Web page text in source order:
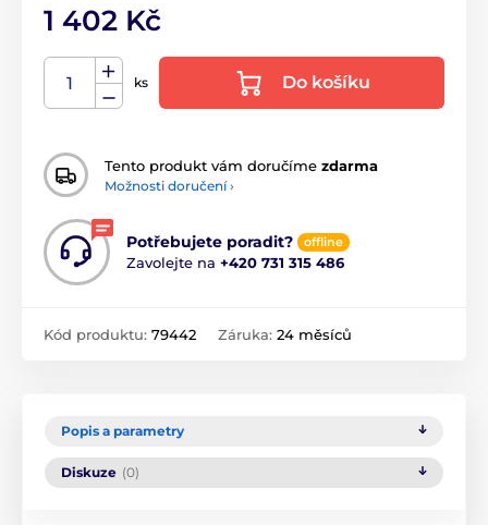
1 402 Kč
ks Do košíku
Tento produkt vám doručíme zdarma
Možnosti doručení ›
Potřebujete poradit? offline
Zavolejte na +420 731 315 486
Kód produktu: 79442 Záruka: 24 měsíců
Popis a parametry
Diskuze (0)